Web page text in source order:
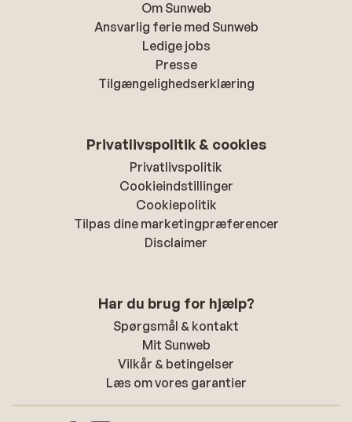
Om Sunweb
Ansvarlig ferie med Sunweb
Ledige jobs
Presse
Tilgængelighedserklæring
Privatlivspolitik & cookies
Privatlivspolitik
Cookieindstillinger
Cookiepolitik
Tilpas dine marketingpræferencer
Disclaimer
Har du brug for hjælp?
Spørgsmål & kontakt
Mit Sunweb
Vilkår & betingelser
Læs om vores garantier